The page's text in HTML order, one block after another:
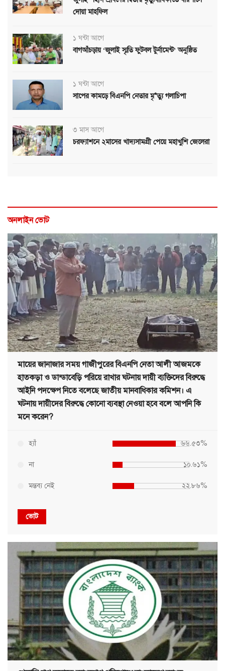
দোয়া মাহফিল
১ ঘন্টা আগে
বাগআঁচড়ায় ‘জুলাই স্মৃতি ফুটবল টুর্নামেন্ট’ অনুষ্ঠিত
১ ঘন্টা আগে
সাপের কামড়ে বিএনপি নেতার মৃ*ত্যু গলাচিপা
৩ মাস আগে
চরফ্যাশনে ২মাসের খাদ্যসামগ্রী পেয়ে মহাখুশি জেলেরা
অনলাইন ভোট
মায়ের জানাজার সময় গাজীপুরের বিএনপি নেতা আলী আজমকে
হাতকড়া ও ডান্ডাবেড়ি পরিয়ে রাখার ঘটনায় দায়ী ব্যক্তিদের বিরুদ্ধে
আইনি পদক্ষেপ নিতে বলেছে জাতীয় মানবাধিকার কমিশন। এ
ঘটনায় দায়ীদের বিরুদ্ধে কোনো ব্যবস্থা নেওয়া হবে বলে আপনি কি
মনে করেন?
হ্যাঁ ৬৬.৫৩%
না ১০.৬১%
মন্তব্য নেই ২২.৮৬%
ভোট